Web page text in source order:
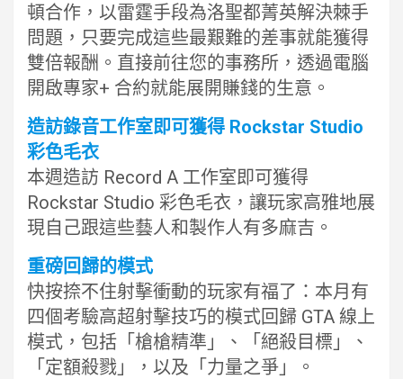
頓合作，以雷霆手段為洛聖都菁英解決棘手
問題，只要完成這些最艱難的差事就能獲得
雙倍報酬。直接前往您的事務所，透過電腦
開啟專家+ 合約就能展開賺錢的生意。
造訪錄音工作室即可獲得 Rockstar Studio
彩色毛衣
本週造訪 Record A 工作室即可獲得
Rockstar Studio 彩色毛衣，讓玩家高雅地展
現自己跟這些藝人和製作人有多麻吉。
重磅回歸的模式
快按捺不住射擊衝動的玩家有福了：本月有
四個考驗高超射擊技巧的模式回歸 GTA 線上
模式，包括「槍槍精準」、「絕殺目標」、
「定額殺戮」，以及「力量之爭」。